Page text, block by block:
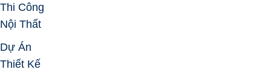
Thi Công
Nội Thất
Dự Án
Thiết Kế